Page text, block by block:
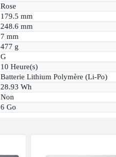
Rose
179.5 mm
248.6 mm
7 mm
477 g
G
10 Heure(s)
Batterie Lithium Polymère (Li-Po)
28.93 Wh
Non
6 Go